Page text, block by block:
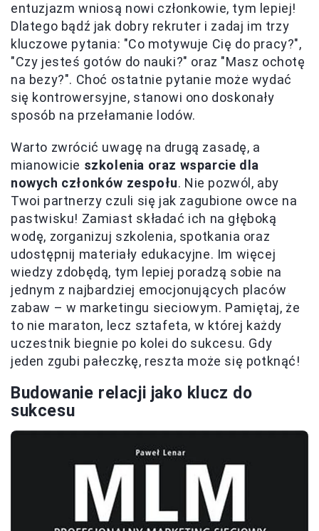
entuzjazm wniosą nowi członkowie, tym lepiej!
Dlatego bądź jak dobry rekruter i zadaj im trzy
kluczowe pytania: "Co motywuje Cię do pracy?",
"Czy jesteś gotów do nauki?" oraz "Masz ochotę
na bezy?". Choć ostatnie pytanie może wydać
się kontrowersyjne, stanowi ono doskonały
sposób na przełamanie lodów.
Warto zwrócić uwagę na drugą zasadę, a
mianowicie szkolenia oraz wsparcie dla
nowych członków zespołu. Nie pozwól, aby
Twoi partnerzy czuli się jak zagubione owce na
pastwisku! Zamiast składać ich na głęboką
wodę, zorganizuj szkolenia, spotkania oraz
udostępnij materiały edukacyjne. Im więcej
wiedzy zdobędą, tym lepiej poradzą sobie na
jednym z najbardziej emocjonujących placów
zabaw – w marketingu sieciowym. Pamiętaj, że
to nie maraton, lecz sztafeta, w której każdy
uczestnik biegnie po kolei do sukcesu. Gdy
jeden zgubi pałeczkę, reszta może się potknąć!
Budowanie relacji jako klucz do
sukcesu